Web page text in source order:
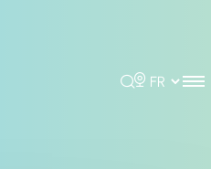
Rechercher
Choisir la